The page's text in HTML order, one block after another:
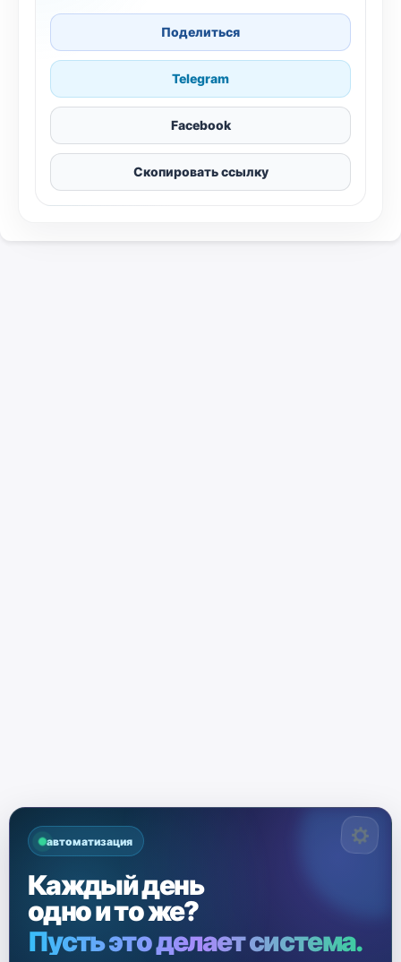
Поделиться
Telegram
Facebook
Скопировать ссылку
автоматизация
Каждый день
одно и то же?
Пусть это делает система.